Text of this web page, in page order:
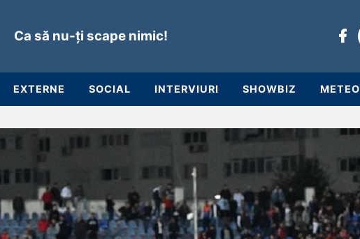
Ca să nu-ți scape nimic!
EXTERNE SOCIAL INTERVIURI SHOWBIZ METEO